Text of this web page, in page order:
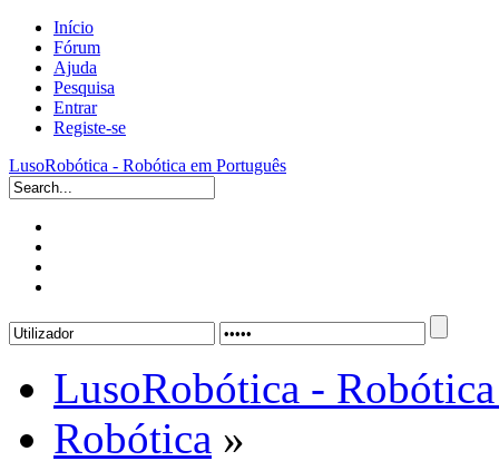
Início
Fórum
Ajuda
Pesquisa
Entrar
Registe-se
LusoRobótica - Robótica em Português
LusoRobótica -
Robótica »